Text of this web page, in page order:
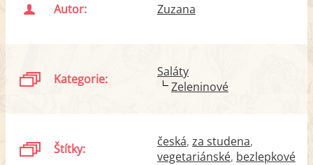
Autor: Zuzana
Kategorie:
Saláty
Zeleninové
Štítky: česká za studena
vegetariánské bezlepkové